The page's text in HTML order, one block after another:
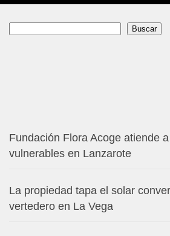
Buscar
Fundación Flora Acoge atiende
vulnerables en Lanzarote
La propiedad tapa el solar
vertedero en La Vega